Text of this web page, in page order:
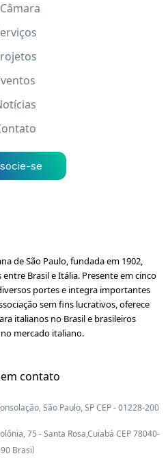
se
de São Paulo, fundada em 1902,
Brasil e Itália. Presente em cinco
portes e integra importantes
sem fins lucrativos, oferece
italianos no Brasil e brasileiros
mercado italiano.
contato
São Paulo, SP CEP - 01228-200
75 - Santa Rosa,Cuiabá CEP 78040-
Brasil